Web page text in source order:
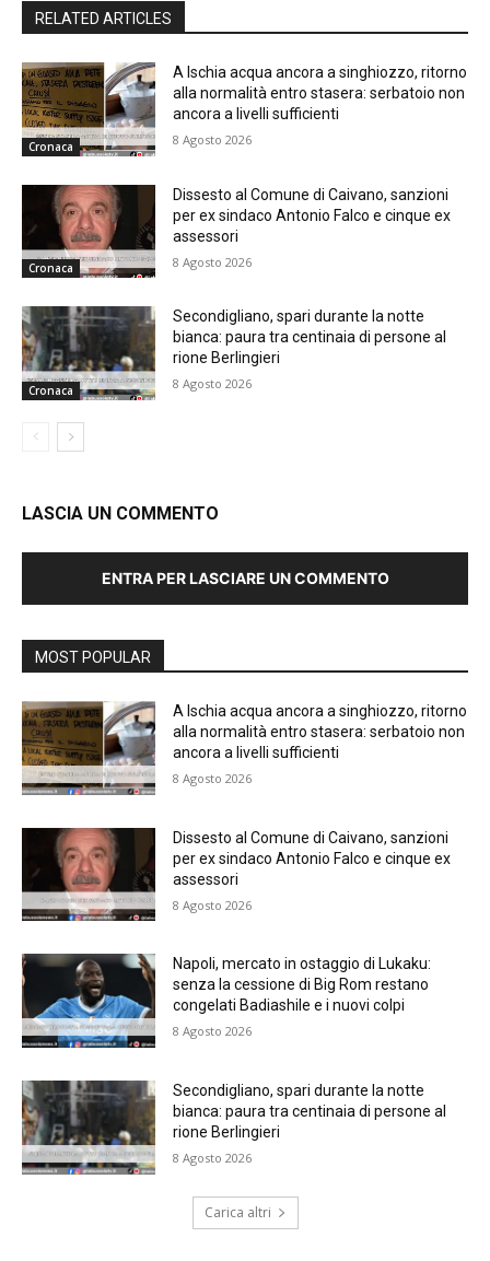
RELATED ARTICLES
Cronaca
A Ischia acqua ancora a singhiozzo, ritorno
alla normalità entro stasera: serbatoio non
ancora a livelli sufficienti
8 Agosto 2026
Cronaca
Dissesto al Comune di Caivano, sanzioni
per ex sindaco Antonio Falco e cinque ex
assessori
8 Agosto 2026
Cronaca
Secondigliano, spari durante la notte
bianca: paura tra centinaia di persone al
rione Berlingieri
8 Agosto 2026
LASCIA UN COMMENTO
ENTRA PER LASCIARE UN COMMENTO
MOST POPULAR
A Ischia acqua ancora a singhiozzo, ritorno
alla normalità entro stasera: serbatoio non
ancora a livelli sufficienti
8 Agosto 2026
Dissesto al Comune di Caivano, sanzioni
per ex sindaco Antonio Falco e cinque ex
assessori
8 Agosto 2026
Napoli, mercato in ostaggio di Lukaku:
senza la cessione di Big Rom restano
congelati Badiashile e i nuovi colpi
8 Agosto 2026
Secondigliano, spari durante la notte
bianca: paura tra centinaia di persone al
rione Berlingieri
8 Agosto 2026
Carica altri